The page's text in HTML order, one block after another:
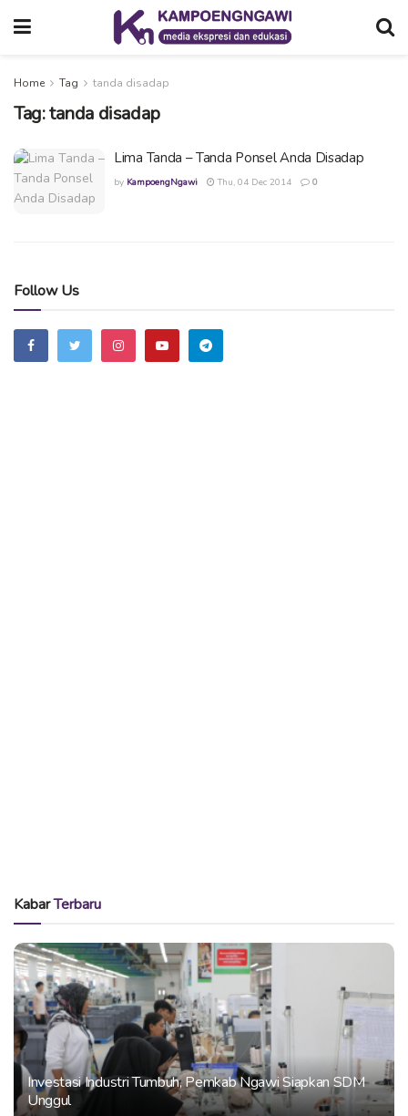
Home Tag tanda disadap
Tag:tanda disadap
Lima Tanda – Tanda Ponsel Anda Disadap
by KampoengNgawi Thu, 04 Dec 2014 0
Follow Us
KabarTerbaru
Investasi Industri Tumbuh, Pemkab Ngawi Siapkan SDM
Unggul